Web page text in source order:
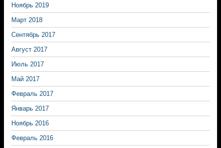
Ноябрь 2019
Март 2018
Сентябрь 2017
Август 2017
Июль 2017
Май 2017
Февраль 2017
Январь 2017
Ноябрь 2016
Февраль 2016